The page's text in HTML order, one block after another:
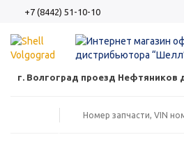
+7 (8442) 51-10-10
г. Волгоград проезд Нефтяников